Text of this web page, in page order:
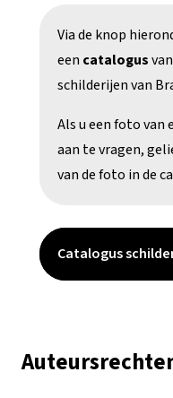
Via de knop
een catalogus
schilderijen van
Als u een foto van
aan te vragen,
van de foto in de
Catalogus